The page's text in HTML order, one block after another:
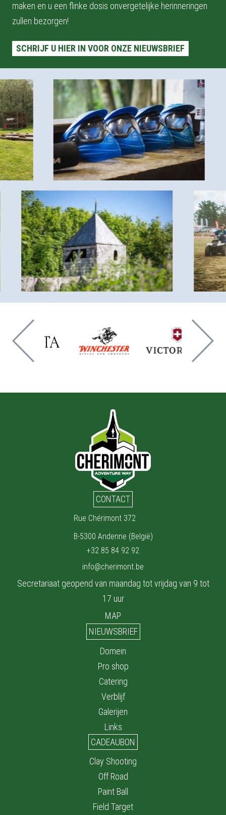
maken en u een flinke dosis onvergetelijke herinneringen
zullen bezorgen!
SCHRIJF U HIER IN VOOR ONZE NIEUWSBRIEF
CONTACT
Rue Chérimont 372
B-5300 Andenne (België)
+32 85 84 92 92
info@cherimont.be
Secretariaat geopend van maandag tot vrijdag van 9 tot
17 uur
MAP
NIEUWSBRIEF
Domein
Pro shop
Catering
Verblijf
Galerijen
Links
CADEAUBON
Clay Shooting
Off Road
Paint Ball
Field Target